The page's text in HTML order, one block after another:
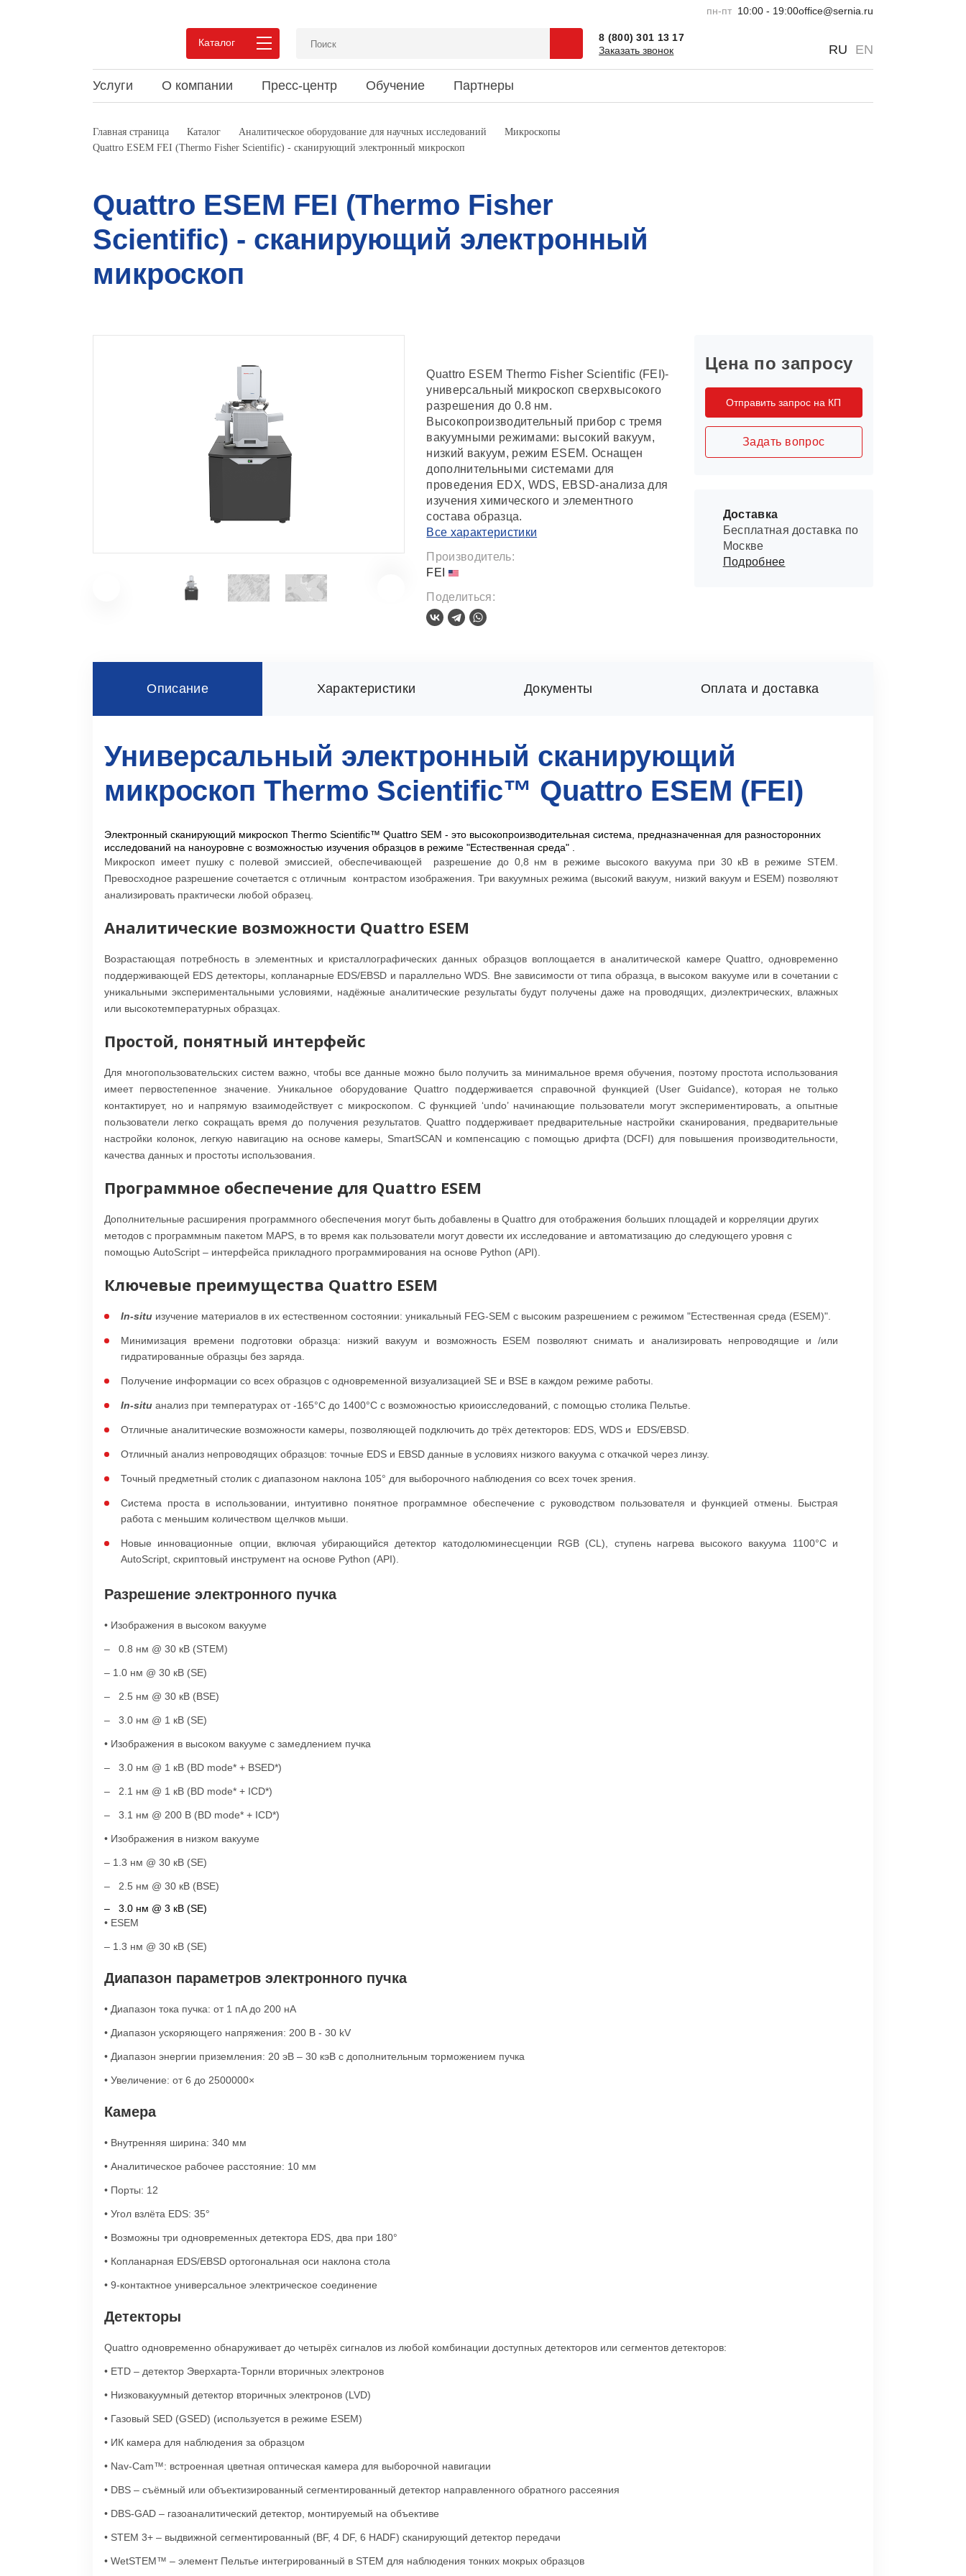
пн-пт 10:00 - 19:00office@sernia.ru
Каталог
8 (800) 301 13 17
Заказать звонок
RU EN
Услуги О компании
Преимущества сотрудничества
Pеализованные проекты
Вакансии
Pеквизиты
Доставка
Пресс-центр
Новости
Мероприятия
Акции и спецпредложения
Выпуски новостей
Обучение
Статьи и обзоры
Видео
Документация
Мероприятия
Наука и юмор
Партнеры
Главная страница Каталог Аналитическое оборудование для научных исследований
Микроскопы
Quattro ESEM FEI (Thermo Fisher Scientific) - сканирующий электронный микроскоп
Quattro ESEM FEI (Thermo Fisher
Scientific) - сканирующий электронный
микроскоп
Quattro ESEM Thermo Fisher Scientific (FEI)-
универсальный микроскоп сверхвысокого
разрешения до 0.8 нм.
Высокопроизводительный прибор с тремя
вакуумными режимами: высокий вакуум,
низкий вакуум, режим ESEM. Оснащен
дополнительными системами для
проведения EDX, WDS, EBSD-анализа для
изучения химического и элементного
состава образца.
Все характеристики
Производитель:
FEI
Поделиться:
Цена по запросу
Отправить запрос на КП
Задать вопрос
Доставка
Бесплатная доставка по
Москве
Подробнее
Описание Характеристики Документы Оплата и доставка
Универсальный электронный сканирующий
микроскоп Thermo Scientific™ Quattro ESEM (FEI)
Электронный сканирующий микроскоп Thermo Scientific™ Quattro SEM - это высокопроизводительная система, предназначенная для разносторонних
исследований на наноуровне с возможностью изучения образцов в режиме "Естественная среда" .
Микроскоп имеет пушку с полевой эмиссией, обеспечивающей разрешение до 0,8 нм в режиме высокого вакуума при 30 кВ в режиме STEM.
Превосходное разрешение сочетается с отличным контрастом изображения. Три вакуумных режима (высокий вакуум, низкий вакуум и ESEM) позволяют
анализировать практически любой образец.
Аналитические возможности Quattro ESEM
Возрастающая потребность в элементных и кристаллографических данных образцов воплощается в аналитической камере Quattro, одновременно
поддерживающей EDS детекторы, копланарные EDS/EBSD и параллельно WDS. Вне зависимости от типа образца, в высоком вакууме или в сочетании с
уникальными экспериментальными условиями, надёжные аналитические результаты будут получены даже на проводящих, диэлектрических, влажных
или высокотемпературных образцах.
Простой, понятный интерфейс
Для многопользовательских систем важно, чтобы все данные можно было получить за минимальное время обучения, поэтому простота использования
имеет первостепенное значение. Уникальное оборудование Quattro поддерживается справочной функцией (User Guidance), которая не только
контактирует, но и напрямую взаимодействует с микроскопом. С функцией ‘undo’ начинающие пользователи могут экспериментировать, а опытные
пользователи легко сокращать время до получения результатов. Quattro поддерживает предварительные настройки сканирования, предварительные
настройки колонок, легкую навигацию на основе камеры, SmartSCAN и компенсацию с помощью дрифта (DCFI) для повышения производительности,
качества данных и простоты использования.
Программное обеспечение для Quattro ESEM
Дополнительные расширения программного обеспечения могут быть добавлены в Quattro для отображения больших площадей и корреляции других
методов с программным пакетом MAPS, в то время как пользователи могут довести их исследование и автоматизацию до следующего уровня с
помощью AutoScript – интерфейса прикладного программирования на основе Python (API).
Ключевые преимущества Quattro ESEM
In-situ изучение материалов в их естественном состоянии: уникальный FEG-SEM с высоким разрешением с режимом "Естественная среда (ESEM)".
Минимизация времени подготовки образца: низкий вакуум и возможность ESEM позволяют снимать и анализировать непроводящие и /или
гидратированные образцы без заряда.
Получение информации со всех образцов с одновременной визуализацией SE и BSE в каждом режиме работы.
In-situ анализ при температурах от -165°C до 1400°C с возможностью криоисследований, с помощью столика Пельтье.
Отличные аналитические возможности камеры, позволяющей подключить до трёх детекторов: EDS, WDS и EDS/EBSD.
Отличный анализ непроводящих образцов: точные EDS и EBSD данные в условиях низкого вакуума с откачкой через линзу.
Точный предметный столик с диапазоном наклона 105° для выборочного наблюдения со всех точек зрения.
Система проста в использовании, интуитивно понятное программное обеспечение с руководством пользователя и функцией отмены. Быстрая
работа с меньшим количеством щелчков мыши.
Новые инновационные опции, включая убирающийся детектор катодолюминесценции RGB (CL), ступень нагрева высокого вакуума 1100°C и
AutoScript, скриптовый инструмент на основе Python (API).
Разрешение электронного пучка
• Изображения в высоком вакууме
– 0.8 нм @ 30 кВ (STEM)
– 1.0 нм @ 30 кВ (SE)
– 2.5 нм @ 30 кВ (BSE)
– 3.0 нм @ 1 кВ (SE)
• Изображения в высоком вакууме с замедлением пучка
– 3.0 нм @ 1 кВ (BD mode* + BSED*)
– 2.1 нм @ 1 кВ (BD mode* + ICD*)
– 3.1 нм @ 200 В (BD mode* + ICD*)
• Изображения в низком вакууме
– 1.3 нм @ 30 кВ (SE)
– 2.5 нм @ 30 кВ (BSE)
– 3.0 нм @ 3 кВ (SE)
• ESEM
– 1.3 нм @ 30 кВ (SE)
Диапазон параметров электронного пучка
• Диапазон тока пучка: от 1 пA до 200 нA
• Диапазон ускоряющего напряжения: 200 В - 30 kV
• Диапазон энергии приземления: 20 эВ – 30 кэВ с дополнительным торможением пучка
• Увеличение: от 6 до 2500000×
Камера
• Внутренняя ширина: 340 мм
• Аналитическое рабочее расстояние: 10 мм
• Порты: 12
• Угол взлёта EDS: 35°
• Возможны три одновременных детектора EDS, два при 180°
• Копланарная EDS/EBSD ортогональная оси наклона стола
• 9-контактное универсальное электрическое соединение
Детекторы
Quattro одновременно обнаруживает до четырёх сигналов из любой комбинации доступных детекторов или сегментов детекторов:
• ETD – детектор Эверхарта-Торнли вторичных электронов
• Низковакуумный детектор вторичных электронов (LVD)
• Газовый SED (GSED) (используется в режиме ESEM)
• ИК камера для наблюдения за образцом
• Nav-Cam™: встроенная цветная оптическая камера для выборочной навигации
• DBS – съёмный или объектизированный сегментированный детектор направленного обратного рассеяния
• DBS-GAD – газоаналитический детектор, монтируемый на объективе
• STEM 3+ – выдвижной сегментированный (BF, 4 DF, 6 HADF) сканирующий детектор передачи
• WetSTEM™ – элемент Пельтье интегрированный в STEM для наблюдения тонких мокрых образцов